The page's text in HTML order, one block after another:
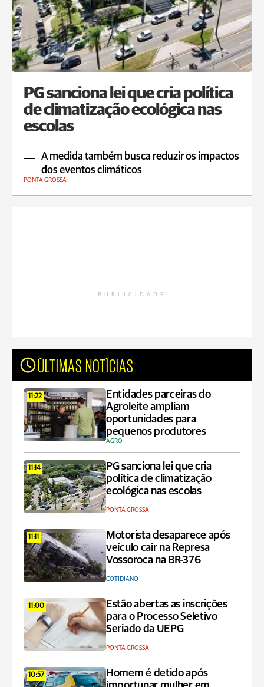
PG sanciona lei que cria política
de climatização ecológica nas
escolas
A medida também busca reduzir os impactos
dos eventos climáticos
PONTA GROSSA
PUBLICIDADE
ÚLTIMAS NOTÍCIAS
11:22
Entidades parceiras do
Agroleite ampliam
oportunidades para
pequenos produtores
AGRO
11:14
PG sanciona lei que cria
política de climatização
ecológica nas escolas
PONTA GROSSA
11:11
Motorista desaparece após
veículo cair na Represa
Vossoroca na BR-376
COTIDIANO
11:00
Estão abertas as inscrições
para o Processo Seletivo
Seriado da UEPG
PONTA GROSSA
10:57
Homem é detido após